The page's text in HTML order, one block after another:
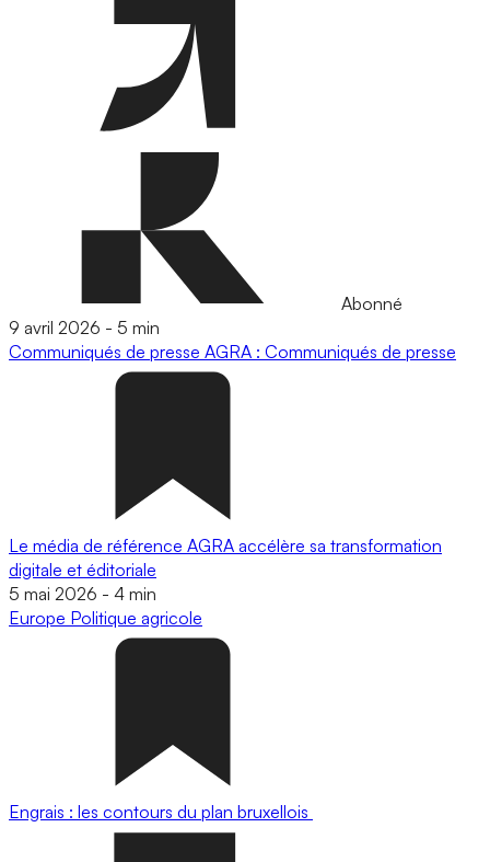
Abonné
9 avril 2026 - 5 min
Communiqués de presse AGRA : Communiqués de presse
Le média de référence AGRA accélère sa transformation
digitale et éditoriale
5 mai 2026 - 4 min
Europe Politique agricole
Engrais : les contours du plan bruxellois